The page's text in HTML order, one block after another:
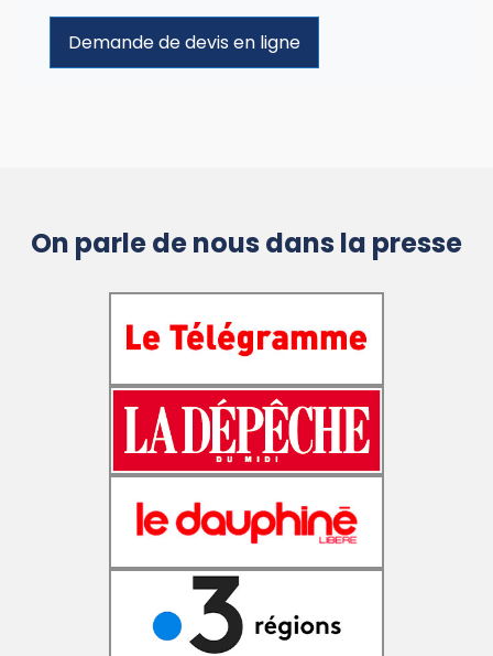
Demande de devis en ligne
On parle de nous dans la presse